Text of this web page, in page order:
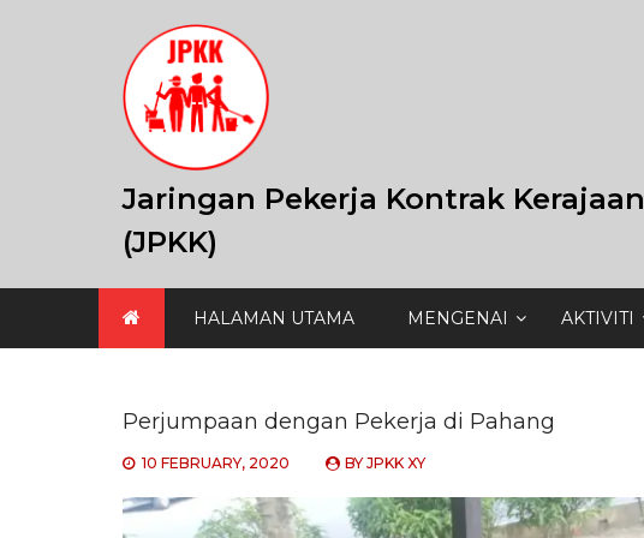
Jaringan Pekerja Kontrak Kerajaan
(JPKK)
HALAMAN UTAMA MENGENAI AKTIVITI
Perjumpaan dengan Pekerja di Pahang
10 FEBRUARY, 2020 BYJPKK XY